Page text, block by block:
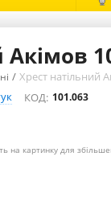
Акімов
/ Хрест натільний
КОД: 101.063
на картинку для